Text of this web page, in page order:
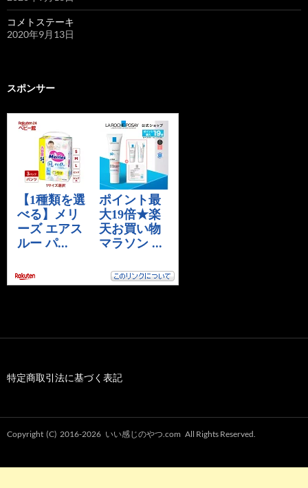
コメトステーキ
2020年9月13日
スポンサー
特定商取引法に基づく表記
Copyright (C) 2016-2026 いい感じのやつ.com All Rights Reserved.